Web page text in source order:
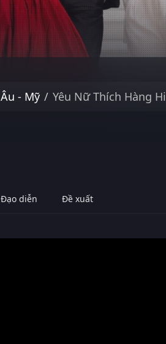
Âu - Mỹ Yêu Nữ Thích Hàng
Đạo diễn Đề xuất